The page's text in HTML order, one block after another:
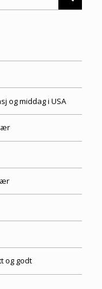
og middag i USA
og godt